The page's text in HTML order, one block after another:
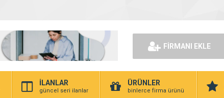
FİRMANI EKLE
İLANLAR
güncel seri ilanlar
ÜRÜNLER
binlerce firma ürünü